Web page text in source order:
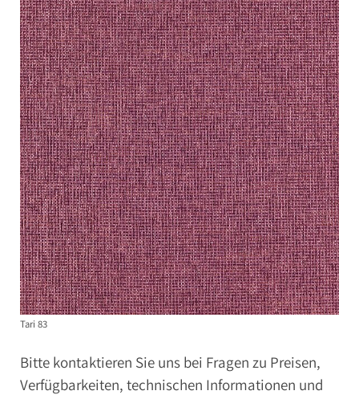
Tari 83
Bitte kontaktieren Sie uns bei Fragen zu Preisen,
Verfügbarkeiten, technischen Informationen und